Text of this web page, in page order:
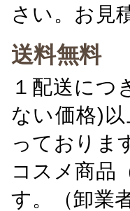
さい。お見
送料無料
１配送につ
ない価格)
っておりま
コスメ商品
す。（卸業